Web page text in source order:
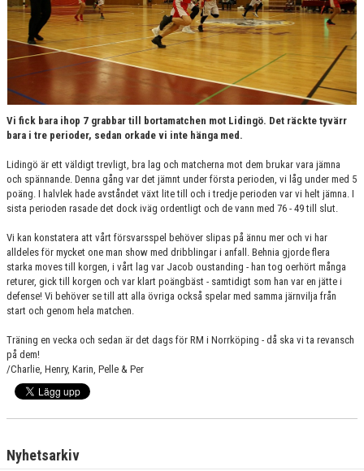
Vi fick bara ihop 7 grabbar till bortamatchen mot Lidingö. Det räckte tyvärr
bara i tre perioder, sedan orkade vi inte hänga med.
Lidingö är ett väldigt trevligt, bra lag och matcherna mot dem brukar vara jämna
och spännande. Denna gång var det jämnt under första perioden, vi låg under med 5
poäng. I halvlek hade avståndet växt lite till och i tredje perioden var vi helt jämna. I
sista perioden rasade det dock iväg ordentligt och de vann med 76 - 49 till slut.
Vi kan konstatera att vårt försvarsspel behöver slipas på ännu mer och vi har
alldeles för mycket one man show med dribblingar i anfall. Behnia gjorde flera
starka moves till korgen, i vårt lag var Jacob oustanding - han tog oerhört många
returer, gick till korgen och var klart poängbäst - samtidigt som han var en jätte i
defense! Vi behöver se till att alla övriga också spelar med samma järnvilja från
start och genom hela matchen.
Träning en vecka och sedan är det dags för RM i Norrköping - då ska vi ta revansch
på dem!
/Charlie, Henry, Karin, Pelle & Per
Nyhetsarkiv